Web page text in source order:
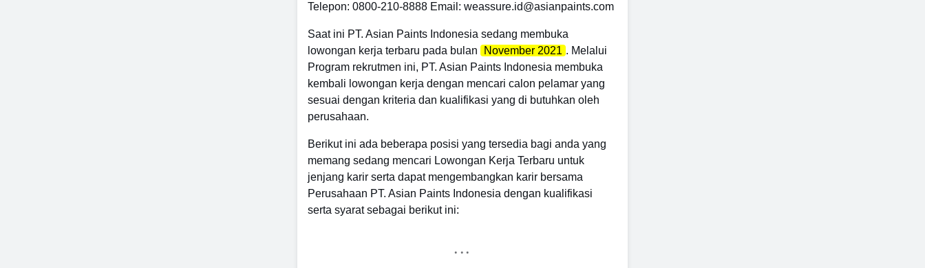
Telepon: 0800-210-8888 Email: weassure.id@asianpaints.com
Saat ini PT. Asian Paints Indonesia sedang membuka
lowongan kerja terbaru pada bulan
November 2021 . Melalui
Program rekrutmen ini, PT. Asian Paints Indonesia membuka
kembali lowongan kerja dengan mencari calon pelamar yang
sesuai dengan kriteria dan kualifikasi yang di butuhkan oleh
perusahaan.
Berikut ini ada beberapa posisi yang tersedia bagi anda yang
memang sedang mencari Lowongan Kerja Terbaru untuk
jenjang karir serta dapat mengembangkan karir bersama
Perusahaan PT. Asian Paints Indonesia dengan kualifikasi
serta syarat sebagai berikut ini: